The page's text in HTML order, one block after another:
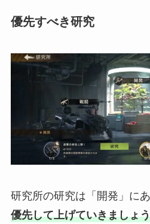
優先すべき研究
研究所の研究は「開発」に
優先して上げていきましょ